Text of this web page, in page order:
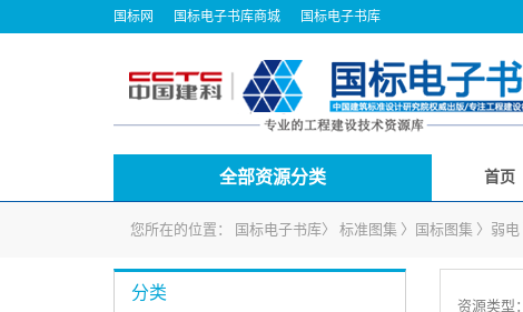
国标网 国标电子书库商城 国标电子书库
全部资源分类 首页
您所在的位置： 国标电子书库〉 标准图集 〉 国标图集 〉 弱电
分类
资源类型：